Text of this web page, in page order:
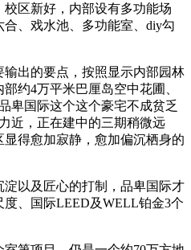
区新好，内部设有多功能场
、戏水池、多功能室、diy勾
出的要点，按照显示内部园林
约4万平米巴厘岛空中花圃、
卑国际这个这个豪宅不成贫乏
近，正在建中的三期稍微远
得愈加寂静，愈加偏沉栖身的
以及匠心的打制，品卑国际才
、国际LEED及WELL铂金3个